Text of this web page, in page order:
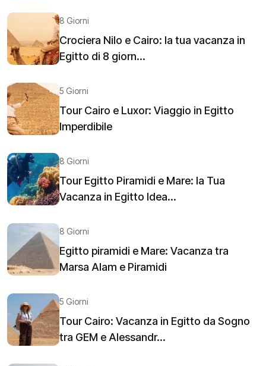
8 Giorni
Crociera Nilo e Cairo: la tua vacanza in
Egitto di 8 giorn...
5 Giorni
Tour Cairo e Luxor: Viaggio in Egitto
Imperdibile
8 Giorni
Tour Egitto Piramidi e Mare: la Tua
Vacanza in Egitto Idea...
8 Giorni
Egitto piramidi e Mare: Vacanza tra
Marsa Alam e Piramidi
5 Giorni
Tour Cairo: Vacanza in Egitto da Sogno
tra GEM e Alessandr...